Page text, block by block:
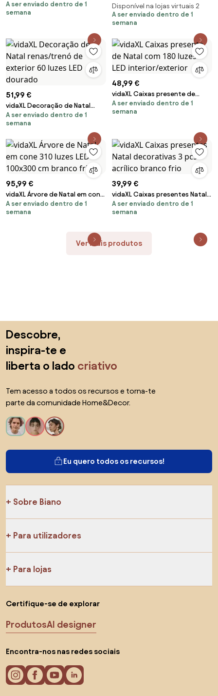
Natal 2 pcs 120 cm acrílico azul
A ser enviado dentro de 1
semana
de Natal 180 luzes LED 180 cm
colorido
Disponível na lojas virtuais 2
A ser enviado dentro de 1
semana
51,99 €
vidaXL Decoração de Natal
renas/trenó de exterior 60
luzes LED dourado
A ser enviado dentro de 1
semana
48,99 €
vidaXL Caixas presente de
Natal com 180 luzes LED
interior/exterior
A ser enviado dentro de 1
semana
95,99 €
vidaXL Árvore de Natal em cone
310 luzes LED 100x300 cm
branco frio
A ser enviado dentro de 1
semana
39,99 €
vidaXL Caixas presentes Natal
decorativas 3 pcs acrílico
branco frio
A ser enviado dentro de 1
semana
Ver mais produtos
Descobre,
inspira-te e
liberta o lado criativo
Tem acesso a todos os recursos e torna-te
parte da comunidade Home&Decor.
Eu quero todos os recursos!
Sobre Biano
Para utilizadores
Para lojas
Certifique-se de explorar
ProdutosAI designer
Encontra-nos nas redes sociais